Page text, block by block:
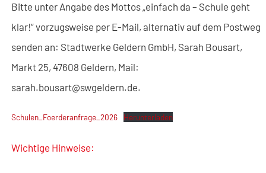
Bitte unter Angabe des Mottos „einfach da – Schule geht
klar!“ vorzugsweise per E-Mail, alternativ auf dem Postweg
senden an: Stadtwerke Geldern GmbH, Sarah Bousart,
Markt 25, 47608 Geldern, Mail:
sarah.bousart@swgeldern.de.
Schulen_Foerderanfrage_2026 Herunterladen
Wichtige Hinweise: